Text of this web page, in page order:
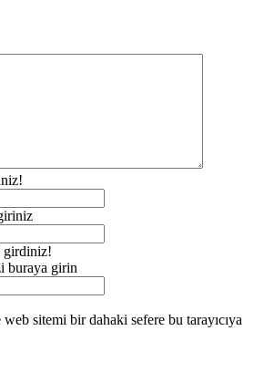
girdiniz!
buraya girin
sitemi bir dahaki sefere bu tarayıcıya